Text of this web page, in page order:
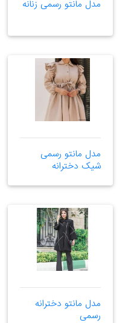
مدل مانتو رسمی زنانه
مدل مانتو رسمی
شیک دخترانه
مدل مانتو دخترانه
رسمی